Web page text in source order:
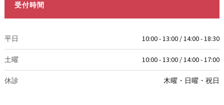
受付時間
平日 10:00 - 13:00 / 14:00 - 18:30
土曜 10:00 - 13:00 / 14:00 - 17:00
休診 木曜・日曜・祝日